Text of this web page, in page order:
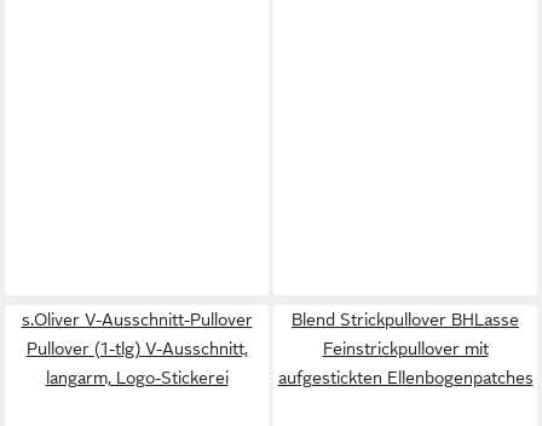
s.Oliver V-Ausschnitt-Pullover
Pullover (1-tlg) V-Ausschnitt,
langarm, Logo-Stickerei
Blend Strickpullover BHLasse
Feinstrickpullover mit
aufgestickten Ellenbogenpatches